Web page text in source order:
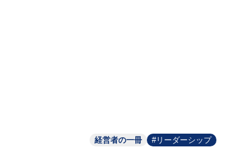
経営者の一冊 #リーダーシップ